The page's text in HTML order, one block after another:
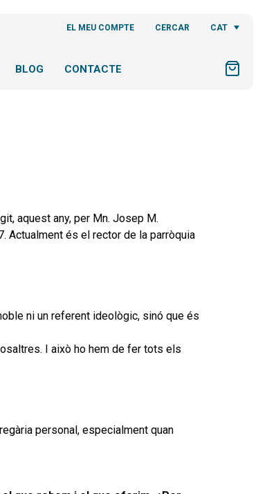
EL MEU COMPTE CERCAR CAT
BLOG CONTACTE
aquest any, per Mn. Josep M.
Actualment és el rector de la parròquia
ni un referent ideològic, sinó que és
I això ho hem de fer tots els
personal, especialment quan